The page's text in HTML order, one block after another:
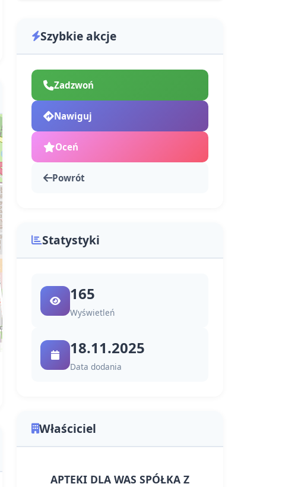
Szybkie akcje
Zadzwoń
Nawiguj
Oceń
Powrót
Statystyki
165
Wyświetleń
18.11.2025
Data dodania
Właściciel
APTEKI DLA WAS SPÓŁKA Z